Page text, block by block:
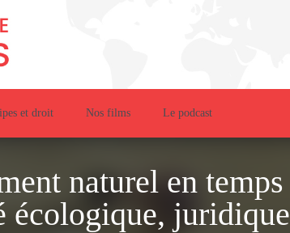
et droit Nos films Le podcast
naturel en temps
écologique, juridique